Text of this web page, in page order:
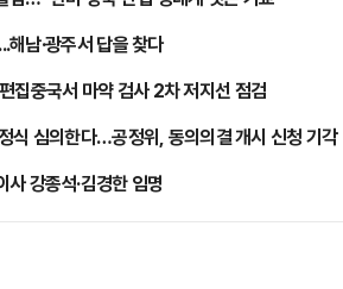
남·광주서 답을 찾다
집중국서 마약 검사 2차 저지선 점검
정식 심의한다…공정위, 동의의결 개시 신청 기각
강종석·김경한 임명